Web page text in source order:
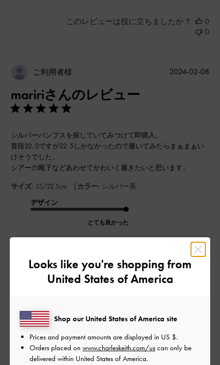
このレビューは役に立ちましたか？
0
0
ご利用者様
maririさんのレビュー
シルバーパンプスを探していてみつけて即購入。
普段22. 0ですが22. 5しかなかったので履いてみたらまぁまぁい
けそうでした。
シアーの靴下などあわせてかわいく履きたいと思います。
サイズ: 35/22.5cm | カラー: シルバー系
デザイン
とても良かった
とても良かった
公
2024-02-08
このレビューは役に立ちましたか？
Looks like you're shopping from
United States of America
Shop our United States of America site
Prices and payment amounts are displayed in US $.
Orders placed on www.charleskeith.com/us can only be
delivered within United States of America.